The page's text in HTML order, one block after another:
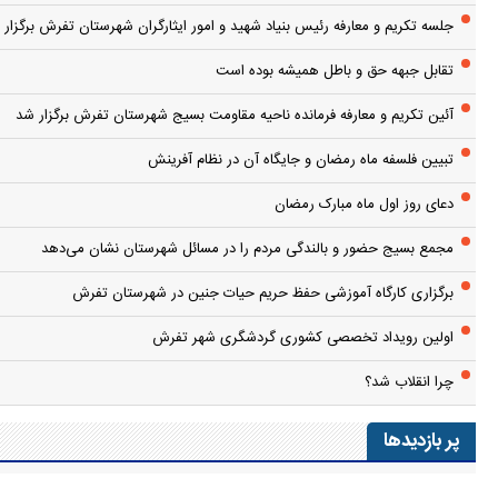
جلسه تکریم و معارفه رئیس بنیاد شهید و امور ایثارگران شهرستان تفرش
تقابل جبهه حق و باطل همیشه بوده است
آئین تکریم و معارفه فرمانده ناحیه مقاومت بسیج شهرستان تفرش برگزار شد
تبیین فلسفه ماه رمضان و جایگاه آن در نظام آفرینش
دعای روز اول ماه مبارک رمضان
مجمع بسیج حضور و بالندگی مردم را در مسائل شهرستان نشان می‌دهد
برگزاری کارگاه آموزشی حفظ حریم حیات جنین در شهرستان تفرش
اولین رویداد تخصصی کشوری گردشگری شهر تفرش
چرا انقلاب شد؟
پر بازدیدها